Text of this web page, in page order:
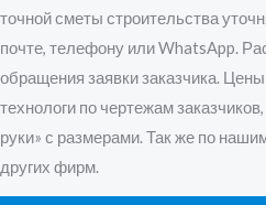
точной сметы строительства
почте, телефону или WhatsApp.
обращения заявки заказчика.
технологи по чертежам
руки» с размерами. Так же по
других фирм.